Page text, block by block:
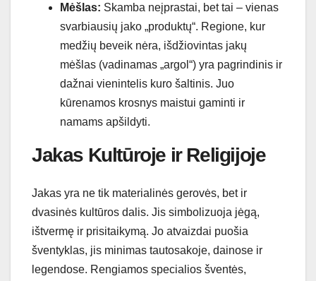
Mėšlas: Skamba neįprastai, bet tai – vienas
svarbiausių jako „produktų“. Regione, kur
medžių beveik nėra, išdžiovintas jakų
mėšlas (vadinamas „argol“) yra pagrindinis ir
dažnai vienintelis kuro šaltinis. Juo
kūrenamos krosnys maistui gaminti ir
namams apšildyti.
Jakas Kultūroje ir Religijoje
Jakas yra ne tik materialinės gerovės, bet ir
dvasinės kultūros dalis. Jis simbolizuoja jėgą,
ištvermę ir prisitaikymą. Jo atvaizdai puošia
šventyklas, jis minimas tautosakoje, dainose ir
legendose. Rengiamos specialios šventės,